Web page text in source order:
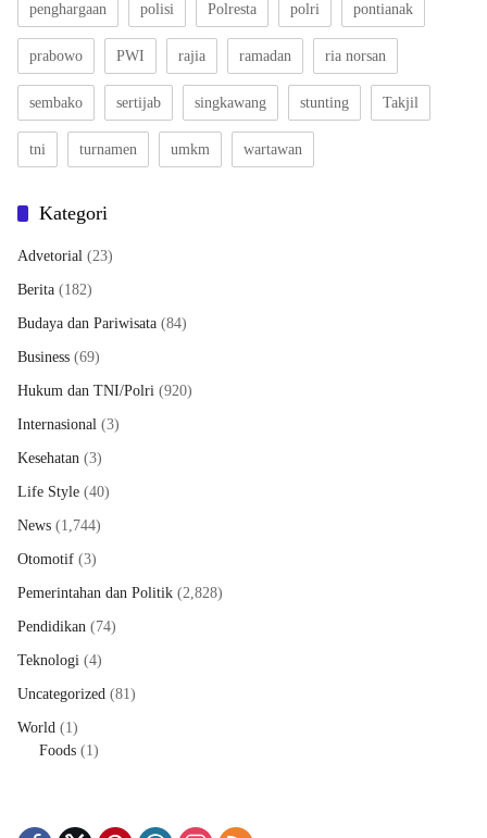
penghargaan polisi Polresta polri pontianak
prabowo PWI rajia ramadan ria norsan
sembako sertijab singkawang stunting Takjil
tni turnamen umkm wartawan
Kategori
Advetorial (23)
Berita (182)
Budaya dan Pariwisata (84)
Business (69)
Hukum dan TNI/Polri (920)
Internasional (3)
Kesehatan (3)
Life Style (40)
News (1,744)
Otomotif (3)
Pemerintahan dan Politik (2,828)
Pendidikan (74)
Teknologi (4)
Uncategorized (81)
World (1)
Foods (1)